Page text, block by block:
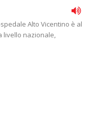
Alto Vicentino è al
livello nazionale,